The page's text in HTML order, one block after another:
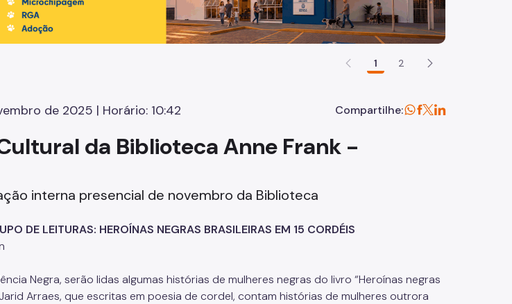
1 2
de 2025 | Horário: 10:42 Compartilhe:
da Biblioteca Anne Frank -
interna presencial de novembro da Biblioteca
DE LEITURAS: HEROÍNAS NEGRAS BRASILEIRAS EM 15 CORDÉIS
Negra, serão lidas algumas histórias de mulheres negras do livro “Heroínas negras
Arraes, que escritas em poesia de cordel, contam histórias de mulheres outrora